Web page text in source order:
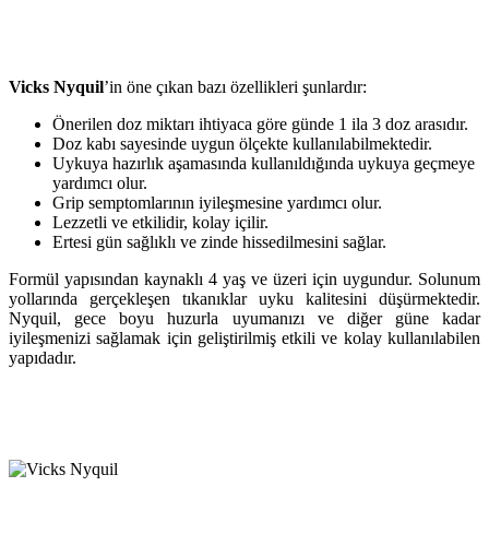
Vicks Nyquil’in öne çıkan bazı özellikleri şunlardır:
Önerilen doz miktarı ihtiyaca göre günde 1 ila 3 doz arasıdır.
Doz kabı sayesinde uygun ölçekte kullanılabilmektedir.
Uykuya hazırlık aşamasında kullanıldığında uykuya geçmeye
yardımcı olur.
Grip semptomlarının iyileşmesine yardımcı olur.
Lezzetli ve etkilidir, kolay içilir.
Ertesi gün sağlıklı ve zinde hissedilmesini sağlar.
Formül yapısından kaynaklı 4 yaş ve üzeri için uygundur. Solunum
yollarında gerçekleşen tıkanıklar uyku kalitesini düşürmektedir.
Nyquil, gece boyu huzurla uyumanızı ve diğer güne kadar
iyileşmenizi sağlamak için geliştirilmiş etkili ve kolay kullanılabilen
yapıdadır.